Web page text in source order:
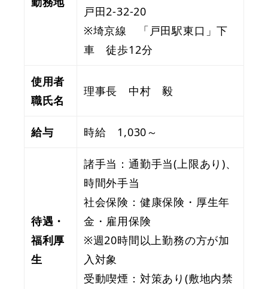
戸田2-32-20
※埼京線 「戸田駅東口」下
車 徒歩12分
使用者
職氏名
理事長 中村 毅
給与 時給 1,030～
待遇・
福利厚
生
諸手当：通勤手当(上限あり)、
時間外手当
社会保険：健康保険・厚生年
金・雇用保険
※週20時間以上勤務の方が加
入対象
受動喫煙：対策あり(敷地内禁